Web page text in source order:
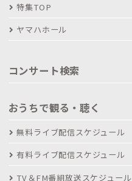
特集TOP
ヤマハホール
コンサート検索
おうちで観る・聴く
無料ライブ配信スケジュール
有料ライブ配信スケジュール
TV＆FM番組放送スケジュール